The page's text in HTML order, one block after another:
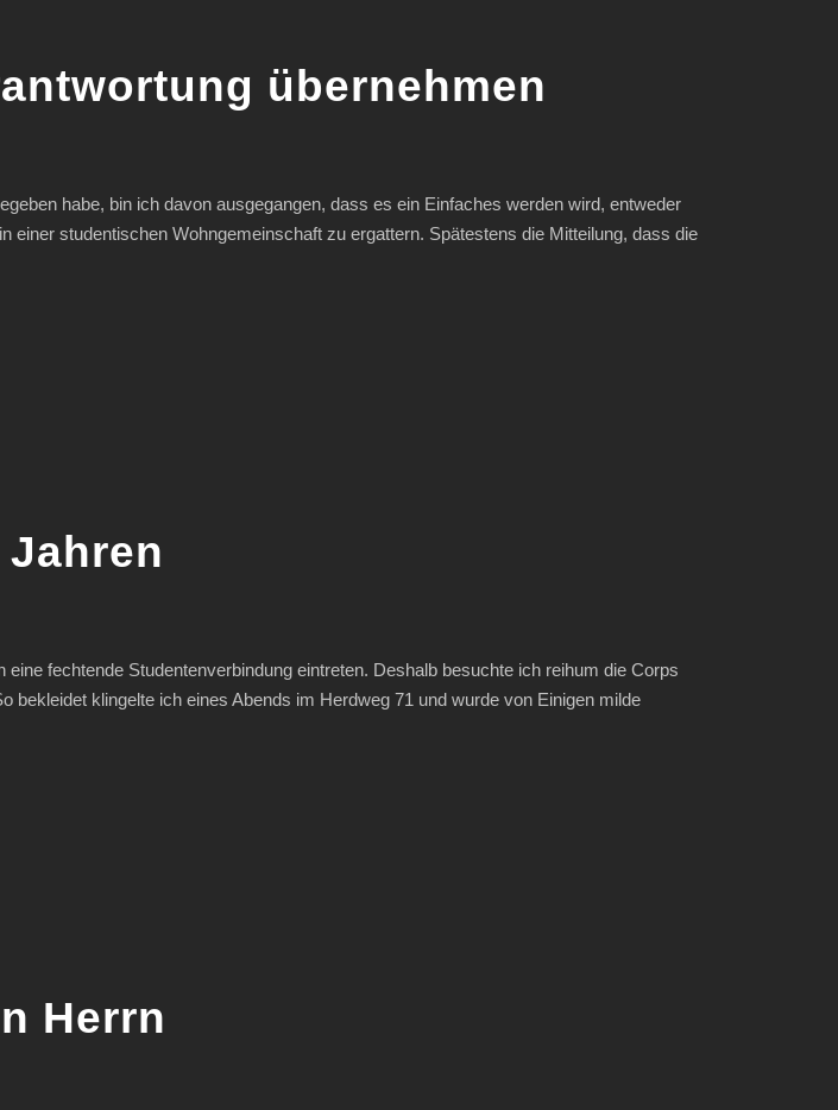
übernehmen
habe, bin ich davon ausgegangen, dass es ein Einfaches werden wird, entweder
studentischen Wohngemeinschaft zu ergattern. Spätestens die Mitteilung, dass die
fechtende Studentenverbindung eintreten. Deshalb besuchte ich reihum die Corps
klingelte ich eines Abends im Herdweg 71 und wurde von Einigen milde
Herrn